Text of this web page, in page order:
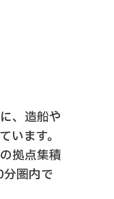
、造船や
ます。
拠点集積
圏内で